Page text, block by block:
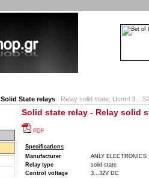
Solid State relays : Relay solid state, Ucntrl
Solid state relay - Relay solid
PDF
Specifications
Manufacturer
ANLY ELECTRONICS
Relay type
solid state
Control voltage
3...32V DC